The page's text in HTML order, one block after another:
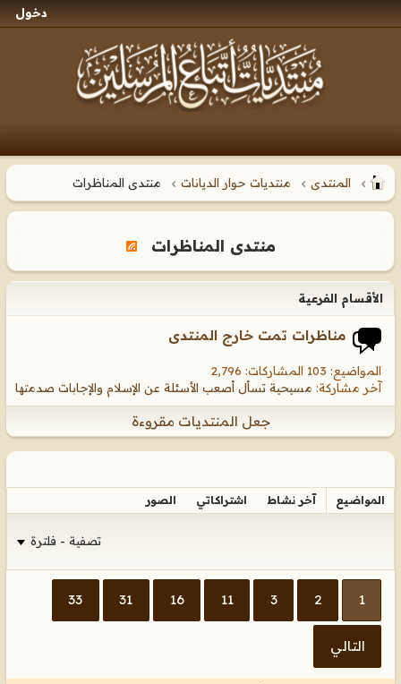
دخول
المنتدى منتديات حوار الديانات منتدى المناظرات
منتدى المناظرات
الأقسام الفرعية
مناظرات تمت خارج المنتدى
المواضيع: 103 المشاركات: 2,796
آخر مشاركة: مسيحية تسأل أصعب الأسئلة عن الإسلام والإجابات صدمتها
جعل المنتديات مقروءة
المواضيع آخر نشاط اشتراكاتي الصور
تصفية - فلترة
1
2
3
11
16
31
33
التالي